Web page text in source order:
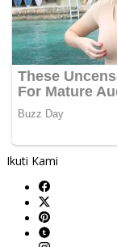
Ikuti Kami